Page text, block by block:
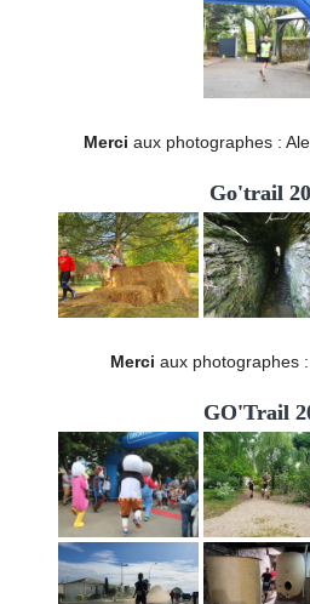
Merci aux photographes :
Go'trail
Merci aux photographes
GO'Trail